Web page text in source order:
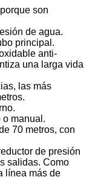
son
de agua.
principal.
anti-
una larga vida
las más
o manual.
70 metros, con
de presión
salidas. Como
línea más de